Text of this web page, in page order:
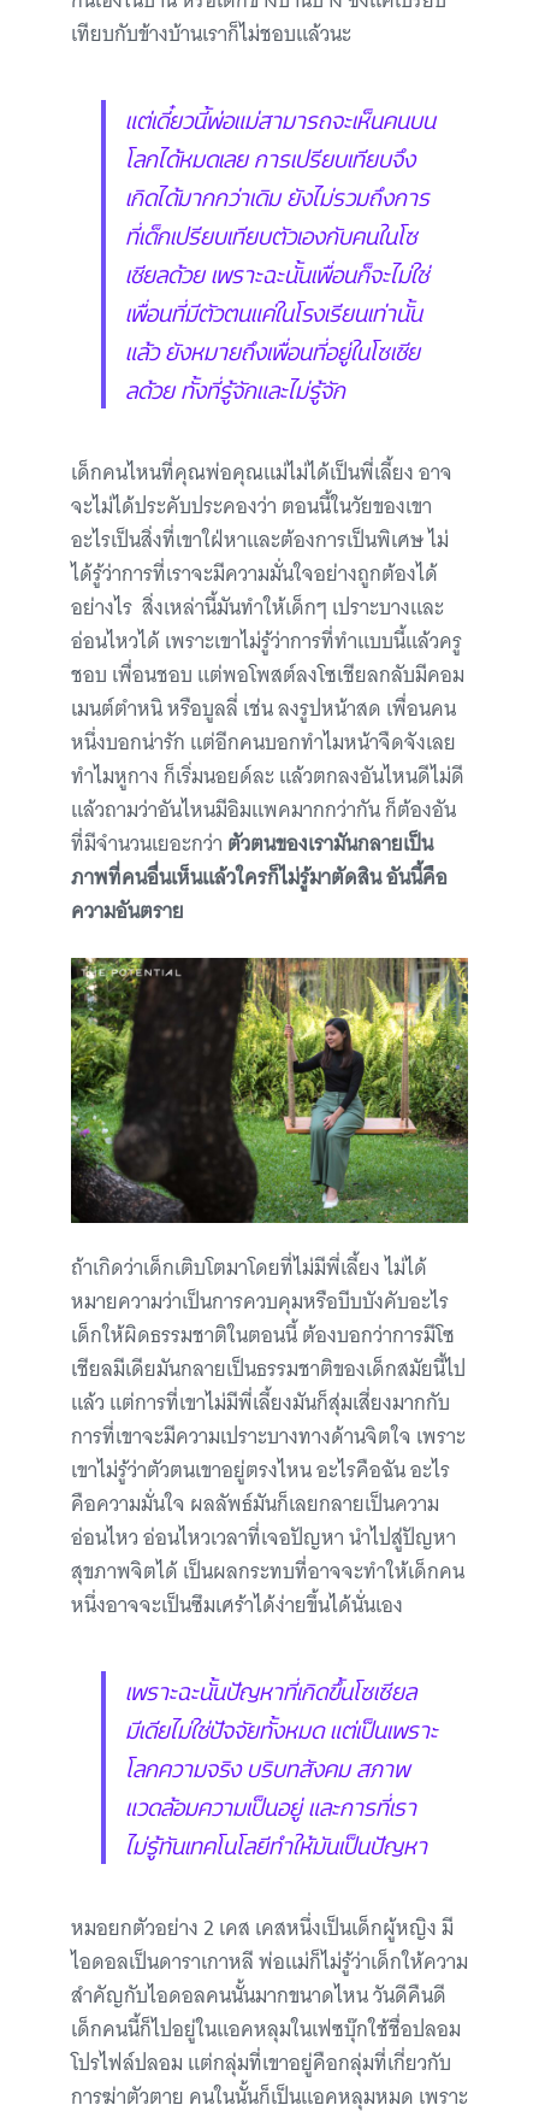
เทียบกับข้างบ้านเราก็ไม่ชอบแล้วนะ
แต่เดี๋ยวนี้พ่อแม่สามารถจะเห็นคนบน
โลกได้หมดเลย การเปรียบเทียบจึง
เกิดได้มากกว่าเดิม ยังไม่รวมถึงการ
ที่เด็กเปรียบเทียบตัวเองกับคนในโซ
เชียลด้วย เพราะฉะนั้นเพื่อนก็จะไม่ใช่
เพื่อนที่มีตัวตนแค่ในโรงเรียนเท่านั้น
แล้ว ยังหมายถึงเพื่อนที่อยู่ในโซเชีย
ลด้วย ทั้งที่รู้จักและไม่รู้จัก
เด็กคนไหนที่คุณพ่อคุณแม่ไม่ได้เป็นพี่เลี้ยง อาจ
จะไม่ได้ประคับประคองว่า ตอนนี้ในวัยของเขา
อะไรเป็นสิ่งที่เขาใฝ่หาและต้องการเป็นพิเศษ ไม่
ได้รู้ว่าการที่เราจะมีความมั่นใจอย่างถูกต้องได้
อย่างไร สิ่งเหล่านี้มันทำให้เด็กๆ เปราะบางและ
อ่อนไหวได้ เพราะเขาไม่รู้ว่าการที่ทำแบบนี้แล้วครู
ชอบ เพื่อนชอบ แต่พอโพสต์ลงโซเชียลกลับมีคอม
เมนต์ตำหนิ หรือบูลลี่ เช่น ลงรูปหน้าสด เพื่อนคน
หนึ่งบอกน่ารัก แต่อีกคนบอกทำไมหน้าจืดจังเลย
ทำไมหูกาง ก็เริ่มนอยด์ละ แล้วตกลงอันไหนดีไม่ดี
แล้วถามว่าอันไหนมีอิมแพคมากกว่ากัน ก็ต้องอัน
ที่มีจำนวนเยอะกว่า ตัวตนของเรามันกลายเป็น
ภาพที่คนอื่นเห็นแล้วใครก็ไม่รู้มาตัดสินอันนี้คือ
ความอันตราย
ถ้าเกิดว่าเด็กเติบโตมาโดยที่ไม่มีพี่เลี้ยง ไม่ได้
หมายความว่าเป็นการควบคุมหรือบีบบังคับอะไร
เด็กให้ผิดธรรมชาติในตอนนี้ ต้องบอกว่าการมีโซ
เชียลมีเดียมันกลายเป็นธรรมชาติของเด็กสมัยนี้ไป
แล้ว แต่การที่เขาไม่มีพี่เลี้ยงมันก็สุ่มเสี่ยงมากกับ
การที่เขาจะมีความเปราะบางทางด้านจิตใจ เพราะ
เขาไม่รู้ว่าตัวตนเขาอยู่ตรงไหน อะไรคือฉัน อะไร
คือความมั่นใจ ผลลัพธ์มันก็เลยกลายเป็นความ
อ่อนไหว อ่อนไหวเวลาที่เจอปัญหา นำไปสู่ปัญหา
สุขภาพจิตได้ เป็นผลกระทบที่อาจจะทำให้เด็กคน
หนึ่งอาจจะเป็นซึมเศร้าได้ง่ายขึ้นได้นั่นเอง
เพราะฉะนั้นปัญหาที่เกิดขึ้นโซเซียล
มีเดียไม่ใช่ปัจจัยทั้งหมด แต่เป็นเพราะ
โลกความจริง บริบทสังคม สภาพ
แวดล้อมความเป็นอยู่ และการที่เรา
ไม่รู้ทันเทคโนโลยีทำให้มันเป็นปัญหา
หมอยกตัวอย่าง 2 เคส เคสหนึ่งเป็นเด็กผู้หญิง มี
ไอดอลเป็นดาราเกาหลี พ่อแม่ก็ไม่รู้ว่าเด็กให้ความ
สำคัญกับไอดอลคนนั้นมากขนาดไหน วันดีคืนดี
เด็กคนนี้ก็ไปอยู่ในแอคหลุมในเฟซบุ๊กใช้ชื่อปลอม
โปรไฟล์ปลอม แต่กลุ่มที่เขาอยู่คือกลุ่มที่เกี่ยวกับ
การฆ่าตัวตาย คนในนั้นก็เป็นแอคหลุมหมด เพราะ